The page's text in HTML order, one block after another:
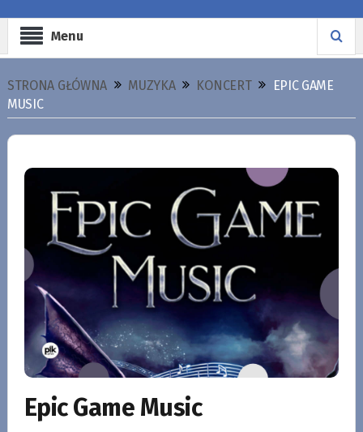
Menu
STRONA GŁÓWNA MUZYKA KONCERT
EPIC GAME
MUSIC
Epic Game Music